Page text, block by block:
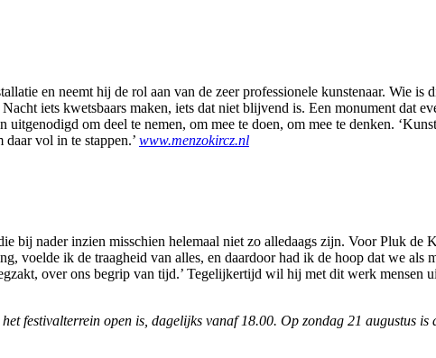
en neemt hij de rol aan van de zeer professionele kunstenaar. Wie is
iets kwetsbaars maken, iets dat niet blijvend is. Een monument dat
om deel te nemen, om mee te doen, om mee te denken.
vol in te stappen.’ www.menzokircz.nl
bij nader inzien misschien helemaal niet zo alledaags zijn. Voor Pluk
voelde ik de traagheid van alles, en daardoor had ik de hoop dat we als
over ons begrip van tijd.’ Tegelijkertijd wil hij met dit werk mensen
festivalterrein open is, dagelijks vanaf 18.00. Op zondag 21 augustus is